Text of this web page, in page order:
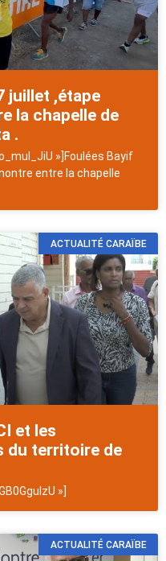
juillet ,étape
la chapelle de
.
»]Foulées Bayif
entre la chapelle
ACTUALITÉ CARAÏBE
et les
du territoire de
»]
ACTUALITÉ CARAÏBE